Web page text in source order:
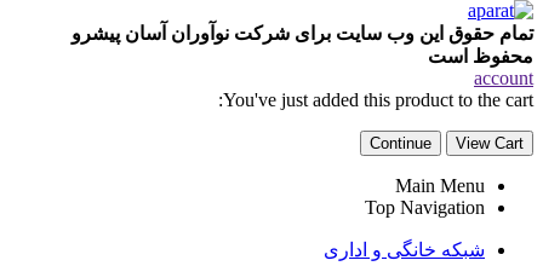
تمام حقوق این وب سایت برای شرکت نوآوران آسان پیشرو
محفوظ است
account
You've just added this product to the cart:
View Cart
Continue
Main Menu
Top Navigation
شبکه خانگی و اداری